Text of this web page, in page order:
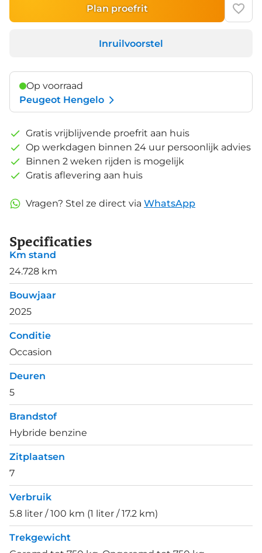
Plan proefrit
Inruilvoorstel
Op voorraad
Peugeot Hengelo
Gratis vrijblijvende proefrit aan huis
Op werkdagen binnen 24 uur persoonlijk advies
Binnen 2 weken rijden is mogelijk
Gratis aflevering aan huis
Vragen? Stel ze direct via WhatsApp
Specificaties
Km stand
24.728 km
Bouwjaar
2025
Conditie
Occasion
Deuren
5
Brandstof
Hybride benzine
Zitplaatsen
7
Verbruik
5.8 liter / 100 km (1 liter / 17.2 km)
Trekgewicht